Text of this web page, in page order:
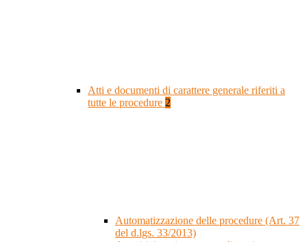
Atti e documenti di carattere generale riferiti a
tutte le procedure 2
Automatizzazione delle procedure (Art. 37
del d.lgs. 33/2013)